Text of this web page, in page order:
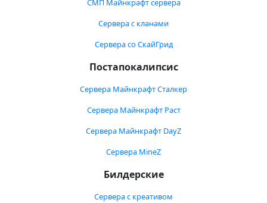
СМП Майнкрафт сервера
Сервера с кланами
Сервера со СкайГрид
Постапокалипсис
Сервера Майнкрафт Сталкер
Сервера Майнкрафт Раст
Сервера Майнкрафт DayZ
Сервера MineZ
Билдерские
Сервера с креативом